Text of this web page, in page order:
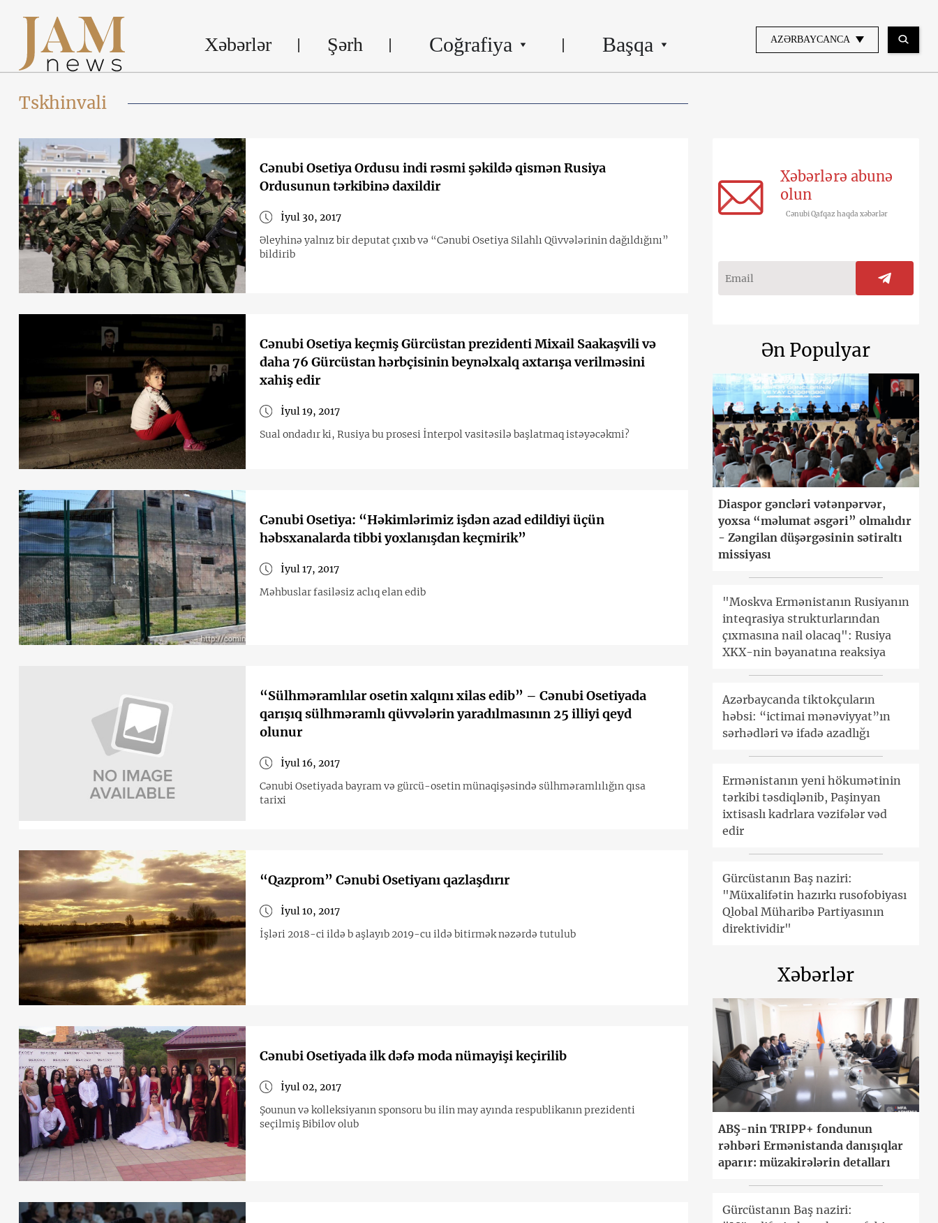
Xəbərlər Şərh Coğrafiya Başqa AZƏRBAYCANCA
Tskhinvali
Cənubi Osetiya Ordusu indi rəsmi şəkildə qismən Rusiya
Ordusunun tərkibinə daxildir
İyul 30, 2017
Əleyhinə yalnız bir deputat çıxıb və “Cənubi Osetiya Silahlı Qüvvələrinin dağıldığını”
bildirib
Cənubi Osetiya keçmiş Gürcüstan prezidenti Mixail Saakaşvili və
daha 76 Gürcüstan hərbçisinin beynəlxalq axtarışa verilməsini
xahiş edir
İyul 19, 2017
Sual ondadır ki, Rusiya bu prosesi İnterpol vasitəsilə başlatmaq istəyəcəkmi?
Cənubi Osetiya: “Həkimlərimiz işdən azad edildiyi üçün
həbsxanalarda tibbi yoxlanışdan keçmirik”
İyul 17, 2017
Məhbuslar fasiləsiz aclıq elan edib
“Sülhməramlılar osetin xalqını xilas edib” – Cənubi Osetiyada
qarışıq sülhməramlı qüvvələrin yaradılmasının 25 illiyi qeyd
olunur
İyul 16, 2017
Cənubi Osetiyada bayram və gürcü-osetin münaqişəsində sülhməramlılığın qısa
tarixi
“Qazprom” Cənubi Osetiyanı qazlaşdırır
İyul 10, 2017
İşləri 2018-ci ildə b aşlayıb 2019-cu ildə bitirmək nəzərdə tutulub
Cənubi Osetiyada ilk dəfə moda nümayişi keçirilib
İyul 02, 2017
Şounun və kolleksiyanın sponsoru bu ilin may ayında respublikanın prezidenti
seçilmiş Bibilov olub
Xəbərlərə abunə
olun
Cənubi Qafqaz haqda xəbərlər
Ən Populyar
Diaspor gəncləri vətənpərvər,
yoxsa “məlumat əsgəri” olmalıdır
- Zəngilan düşərgəsinin sətiraltı
missiyası
"Moskva Ermənistanın Rusiyanın
inteqrasiya strukturlarından
çıxmasına nail olacaq": Rusiya
XKX-nin bəyanatına reaksiya
Azərbaycanda tiktokçuların
həbsi: “ictimai mənəviyyat”ın
sərhədləri və ifadə azadlığı
Ermənistanın yeni hökumətinin
tərkibi təsdiqlənib, Paşinyan
ixtisaslı kadrlara vəzifələr vəd
edir
Gürcüstanın Baş naziri:
"Müxalifətin hazırkı rusofobiyası
Qlobal Müharibə Partiyasının
direktividir"
Xəbərlər
ABŞ-nin TRIPP+ fondunun
rəhbəri Ermənistanda danışıqlar
aparır: müzakirələrin detalları
Gürcüstanın Baş naziri: